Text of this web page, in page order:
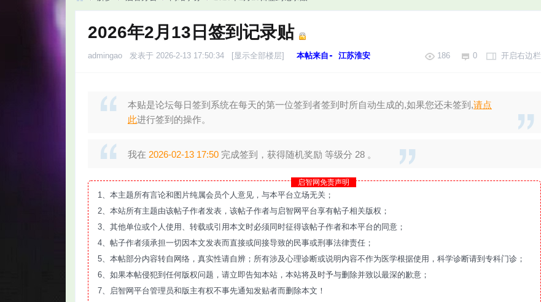
2026年2月13日签到记录贴
admingao 发表于 2026-2-13 17:50:34 [显示全部楼层] 本帖来自- 江苏淮安 开启右边栏
186 0
本贴是论坛每日签到系统在每天的第一位签到者签到时所自动生成的,如果您还未签到,请点
此进行签到的操作。
我在 2026-02-13 17:50 完成签到，获得随机奖励 等级分 28 。
启智网免责声明
1、本主题所有言论和图片纯属会员个人意见，与本平台立场无关；
2、本站所有主题由该帖子作者发表，该帖子作者与启智网平台享有帖子相关版权；
3、其他单位或个人使用、转载或引用本文时必须同时征得该帖子作者和本平台的同意；
4、帖子作者须承担一切因本文发表而直接或间接导致的民事或刑事法律责任；
5、本帖部分内容转自网络，真实性请自辨；所有涉及心理诊断或说明内容不作为医学根据使用，科学诊断请到专科门诊；
6、如果本帖侵犯到任何版权问题，请立即告知本站，本站将及时予与删除并致以最深的歉意；
7、启智网平台管理员和版主有权不事先通知发贴者而删除本文！